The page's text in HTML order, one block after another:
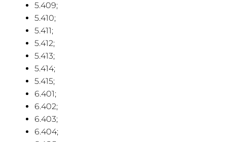
5.409;
5.410;
5.411;
5.412;
5.413;
5.414;
5.415;
6.401;
6.402;
6.403;
6.404;